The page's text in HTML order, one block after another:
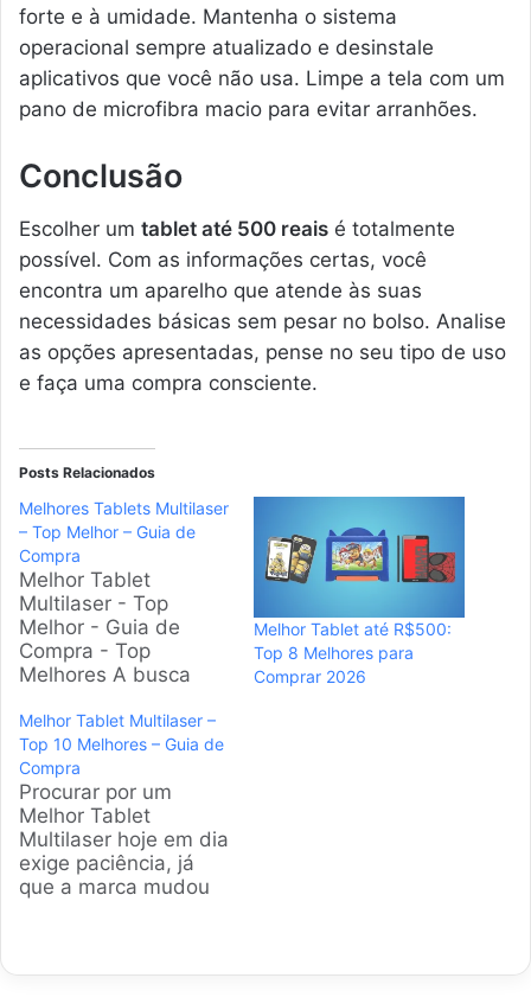
forte e à umidade. Mantenha o sistema
operacional sempre atualizado e desinstale
aplicativos que você não usa. Limpe a tela com um
pano de microfibra macio para evitar arranhões.
Conclusão
Escolher um tablet até 500 reais é totalmente
possível. Com as informações certas, você
encontra um aparelho que atende às suas
necessidades básicas sem pesar no bolso. Analise
as opções apresentadas, pense no seu tipo de uso
e faça uma compra consciente.
Posts Relacionados
Melhores Tablets Multilaser
– Top Melhor – Guia de
Compra
Melhor Tablet
Multilaser - Top
Melhor - Guia de
Compra - Top
Melhores A busca
ideal envolve analisar
desempenho, tela e
bateria. Nossa equipe
avaliou os modelos
mais populares do
mercado brasileiro
para ajudar você a
encontrar o
entretenimento. A…
Melhor Tablet até R$500:
Top 8 Melhores para
Comprar 2026
Melhor Tablet Multilaser –
Top 10 Melhores – Guia de
Compra
Procurar por um
Melhor Tablet
Multilaser hoje em dia
exige paciência, já
que a marca mudou
selecionou os